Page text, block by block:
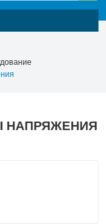
НАПРЯЖЕНИЯ